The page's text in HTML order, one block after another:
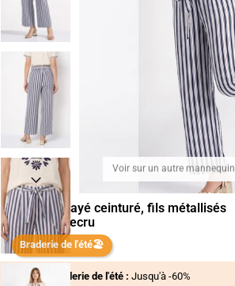
Voir sur un autre mannequin
Pantalon rayé ceinturé, fils métallisés
Marine et ecru
Braderie de l'été🏖️
Braderie de l'été : Jusqu'à -60%